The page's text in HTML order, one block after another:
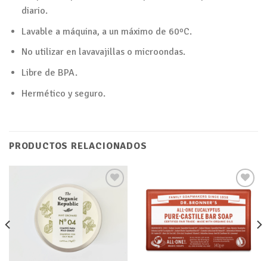
diario.
Lavable a máquina, a un máximo de 60ºC.
No utilizar en lavavajillas o microondas.
Libre de BPA.
Hermético y seguro.
PRODUCTOS RELACIONADOS
lista de
Añadir
a tu
lista de
deseos